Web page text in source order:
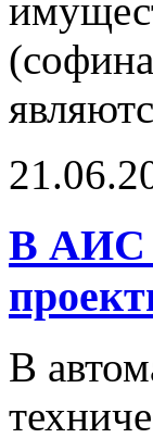
В АИС
В